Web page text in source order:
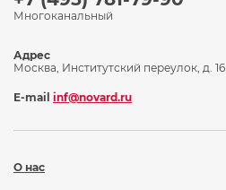
Многоканальный
О нас
Адрес
Москва, Институтский переулок, д. 16
E-mail inf@novard.ru